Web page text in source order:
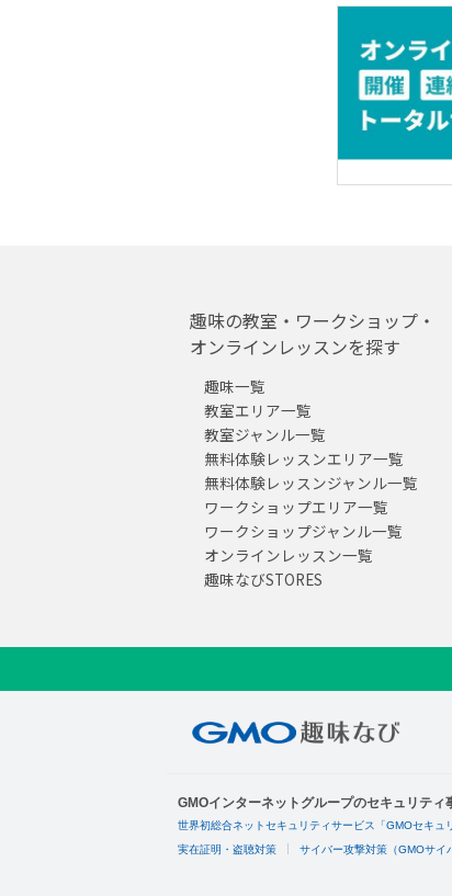
趣味の教室・ワークショップ・
オンラインレッスンを探す
趣味一覧
教室エリア一覧
教室ジャンル一覧
無料体験レッスンエリア一覧
無料体験レッスンジャンル一覧
ワークショップエリア一覧
ワークショップジャンル一覧
オンラインレッスン一覧
趣味なびSTORES